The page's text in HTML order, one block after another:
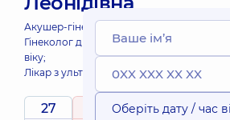
Акушер-гінеколог;
Гінеколог дитячого та підліткового
віку;
Лікар з ультразвукової діагностики;
27 5 / 5
Оберіть дату / час